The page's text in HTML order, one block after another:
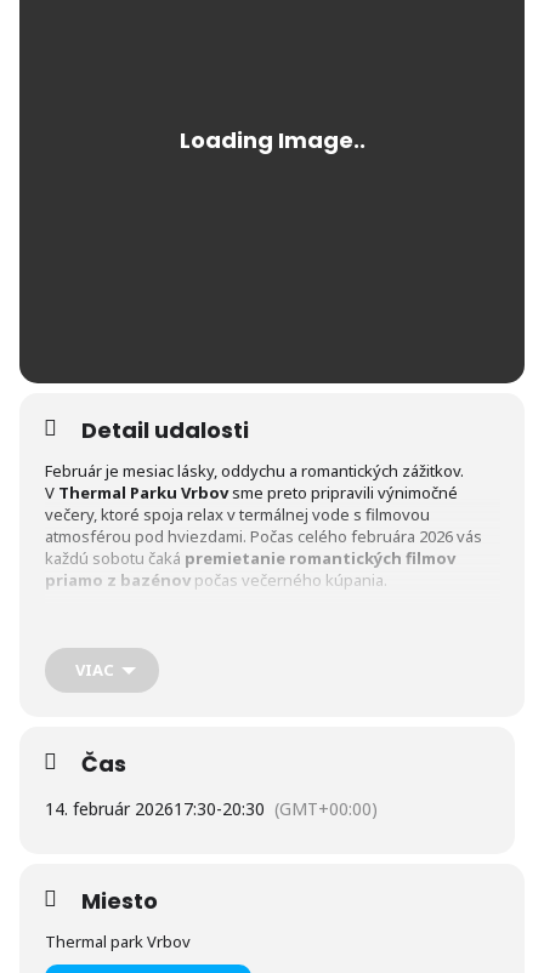
Detail udalosti
Február je mesiac lásky, oddychu a romantických zážitkov.
V Thermal Parku Vrbovsme preto pripravili výnimočné
večery, ktoré spoja relax v termálnej vode s filmovou
atmosférou pod hviezdami. Počas celého februára 2026 vás
každú sobotu čaká premietanie romantických filmov
priamo z bazénov počas večerného kúpania.
hviezdnu oblohu a veľké filmové plátno. Presne takto bude
vyzeraťRomantický február vo Vrbove
priateľov aj všetkých, ktorí si chcú dopriať netradičný wellness
film vychutnáte z pohodlia bazéna. Stačí si priniesť dobrú
náladu a nechať sa unášať príbehom aj teplom termálnej vody.
VIAC
Čas
14. február 202617:30-20:30 (GMT+00:00)
Miesto
Thermal park Vrbov